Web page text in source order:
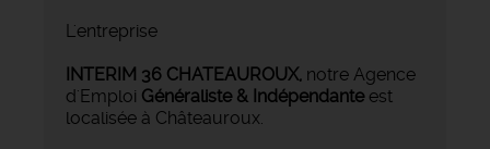
L'entreprise
INTERIM 36 CHATEAUROUX, notre Agence
d'Emploi Généraliste & Indépendante est
localisée à Châteauroux.